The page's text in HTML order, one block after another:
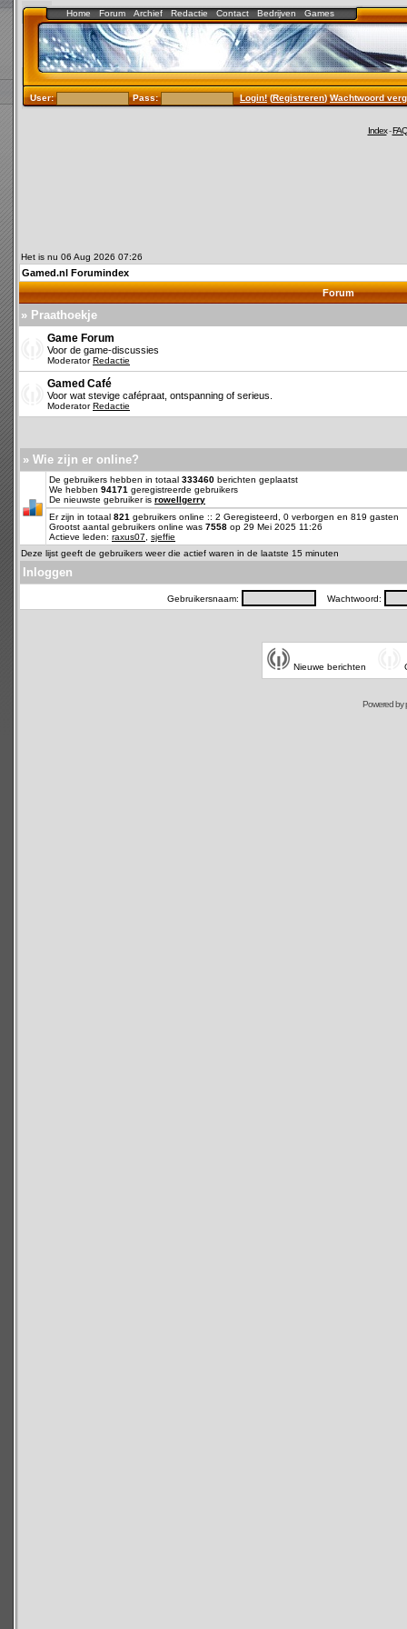
Home Forum Archief Redactie Contact Bedrijven Games
User: Pass: Login!(Registreren)Wachtwoord
Index-FAQ
Het is nu 06 Aug 2026 07:26
Gamed.nl Forumindex
Forum
» Praathoekje
Game Forum
Voor de game-discussies
ModeratorRedactie
Gamed Café
Voor wat stevige cafépraat, ontspanning of serieus.
ModeratorRedactie
» Wie zijn er online?
De gebruikers hebben in totaal 333460 berichten geplaatst
We hebben 94171 geregistreerde gebruikers
De nieuwste gebruiker is rowellgerry
Er zijn in totaal 821 gebruikers online :: 2 Geregisteerd, 0 verborgen en 819
Grootst aantal gebruikers online was 7558 op 29 Mei 2025 11:26
Actieve leden: raxus07
sjeffie
Deze lijst geeft de gebruikers weer die actief waren in de laatste 15 minuten
Inloggen
Gebruikersnaam: Wachtwoord:
Nieuwe berichten
Powered by